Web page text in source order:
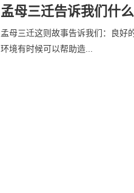
孟母三迁告诉我们什
孟母三迁这则故事告诉我们：良好
环境有时候可以帮助造...